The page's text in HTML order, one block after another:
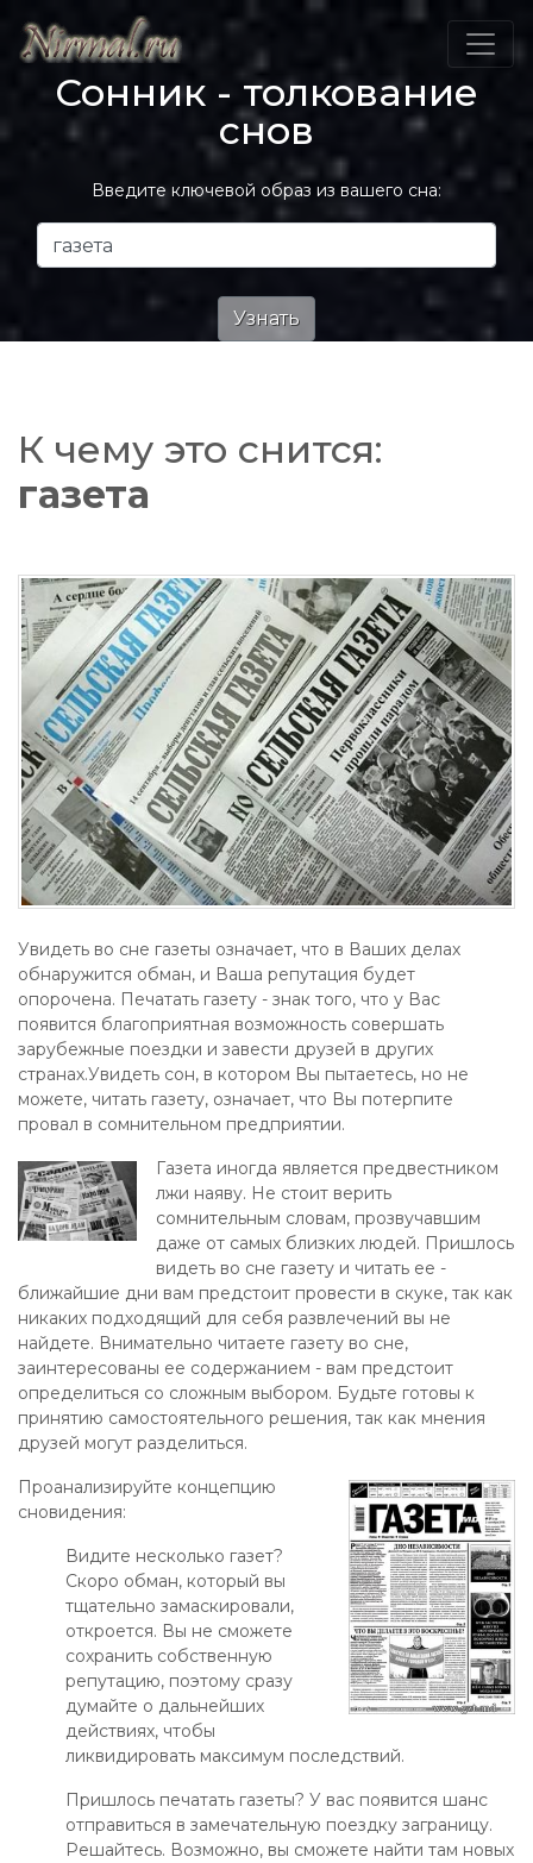
Сонник - толкование
снов
Введите ключевой образ из вашего сна:
К чему это снится:
газета
Увидеть во сне газеты означает, что в Ваших делах
обнаружится обман, и Ваша репутация будет
опорочена. Печатать газету - знак того, что у Вас
появится благоприятная возможность совершать
зарубежные поездки и завести друзей в других
странах.Увидеть сон, в котором Вы пытаетесь, но не
можете, читать газету, означает, что Вы потерпите
провал в сомнительном предприятии.
Газета иногда является предвестником
лжи наяву. Не стоит верить
сомнительным словам, прозвучавшим
даже от самых близких людей. Пришлось
видеть во сне газету и читать ее -
ближайшие дни вам предстоит провести в скуке, так как
никаких подходящий для себя развлечений вы не
найдете. Внимательно читаете газету во сне,
заинтересованы ее содержанием - вам предстоит
определиться со сложным выбором. Будьте готовы к
принятию самостоятельного решения, так как мнения
друзей могут разделиться.
Проанализируйте концепцию
сновидения:
Видите несколько газет?
Скоро обман, который вы
тщательно замаскировали,
откроется. Вы не сможете
сохранить собственную
репутацию, поэтому сразу
думайте о дальнейших
действиях, чтобы
ликвидировать максимум последствий.
Пришлось печатать газеты? У вас появится шанс
отправиться в замечательную поездку заграницу.
Решайтесь. Возможно, вы сможете найти там новых